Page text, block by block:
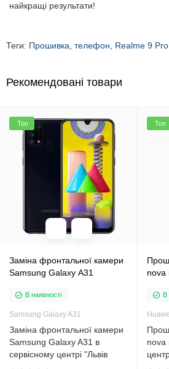
найкращі результати!
Теги: Прошивка телефон Realme 9 Pro
Рекомендовані товари
Топ
Заміна фронтальної камери
Samsung Galaxy A31
В наявності
Samsung Galaxy A31
Заміна фронтальної камери
Samsung Galaxy A31 в
сервісному центрі "Львів
Топ
nova
В
nova